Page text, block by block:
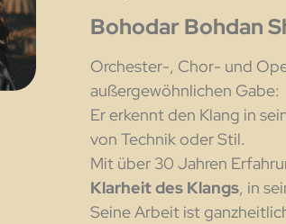
Bohodar Bohdan
Orchester-, Chor- und
außergewöhnlichen Gabe:
Er erkennt den Klang in
von Technik oder Stil.
Mit über 30 Jahren
Klarheit des Klangs, in
Seine Arbeit ist